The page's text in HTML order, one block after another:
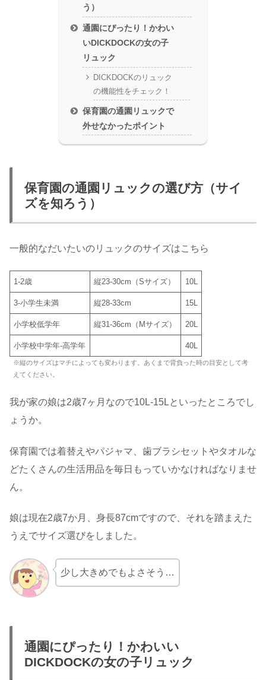
う）
通園にぴったり！かわい
いDICKDOCKの女の子
リュック
DICKDOCKのリュック
の機能性をチェック！
保育園の通園リュックで
外せなかったポイント
保育園の通園リュックの選び方（サイ
ズを知ろう）
一般的なだいたいのリュックのサイズはこちら
1-2歳 縦23-30cm（Sサイズ） 10L
3-小学生未満 縦28-33cm 15L
小学校低学年 縦31-36cm（Mサイズ） 20L
小学校中学年-高学年 40L
※縦のサイズはマチによっても変わります。あくまで背負った時の目安として考
えてください。
我が家の娘は2歳7ヶ月なので10L-15Lといったところでし
ょうか。
保育園では着替えやパジャマ、歯ブラシセットやタオルな
どたくさんの生活用品を毎日もっていかなければなりませ
ん。
娘は現在2歳7か月、身長87cmですので、それを踏まえた
うえでサイズ選びをしました。
少し大きめでもよさそう…
通園にぴったり！かわいい
DICKDOCKの女の子リュック